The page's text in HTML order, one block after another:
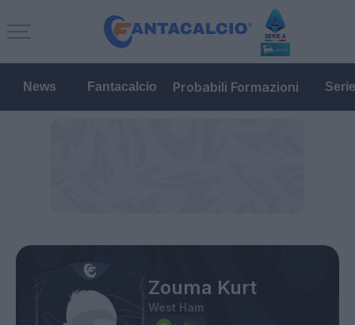
News Fantacalcio Probabili Formazioni
Zouma Kurt
West Ham